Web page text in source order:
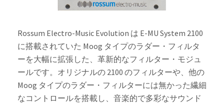
Rossum Electro-Music Evolution は E-MU System 2100
に搭載されていた Moog タイプのラダー・フィルタ
ーを大幅に拡張した、革新的なフィルター・モジュ
ールです。オリジナルの 2100 のフィルターや、他の
Moog タイプのラダー・フィルターには無かった繊細
なコントロールを搭載し、音楽的で多彩なサウンド